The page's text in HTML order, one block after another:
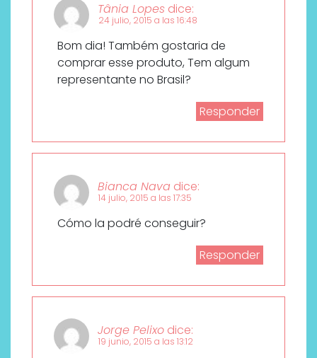
Tânia Lopes dice:
24 julio, 2015 a las 16:48
Bom dia! Também gostaria de
comprar esse produto, Tem algum
representante no Brasil?
Responder
Bianca Nava dice:
14 julio, 2015 a las 17:35
Cómo la podré conseguir?
Responder
Jorge Pelixo dice:
19 junio, 2015 a las 13:12